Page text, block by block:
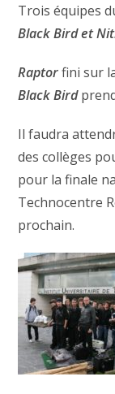
Trois équipes
Black Bird et
Raptor fini sur
Black Bird
Il faudra
des collèges
pour la finale
Technocentre
prochain.